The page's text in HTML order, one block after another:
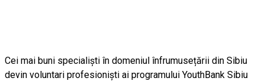
Cei mai buni specialiști în domeniul înfrumusețării din Sibiu
devin voluntari profesioniști ai programului YouthBank Sibiu